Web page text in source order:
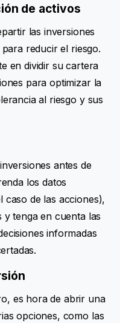
de activos
las inversiones
reducir el riesgo.
en dividir su cartera
para optimizar la
al riesgo y sus
antes de
los datos
caso de las acciones),
tenga en cuenta las
informadas
es hora de abrir una
opciones, como las